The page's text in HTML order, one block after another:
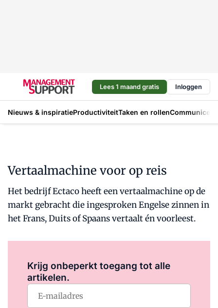
Lees 1 maand gratis Inloggen
Nieuws & inspiratieProductiviteitTaken en rollen
Vertaalmachine voor op reis
Het bedrijf Ectaco heeft een vertaalmachine op de
markt gebracht die ingesproken Engelse zinnen in
het Frans, Duits of Spaans vertaalt én voorleest.
Krijg onbeperkt toegang tot alle
artikelen.